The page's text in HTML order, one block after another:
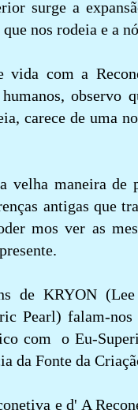
surge a
nos rodeia e a
vida com a
observo
carece de uma
velha maneira de
antigas que
mos ver as
de KRYON
Pearl) falam-
com o Eu-
da Fonte da
e d' A